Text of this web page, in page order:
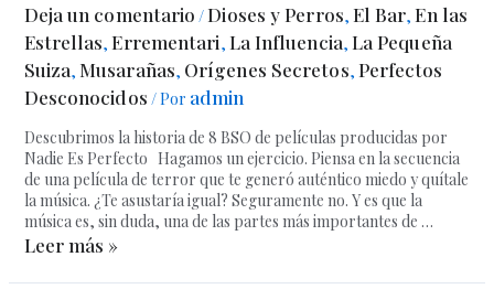
Deja un comentario /Dioses y Perros, El Bar,En las
Estrellas,Errementari, La Influencia, La Pequeña
Suiza, Musarañas, Orígenes Secretos, Perfectos
Desconocidos / Por admin
Descubrimos la historia de 8 BSO de películas producidas por
Nadie Es Perfecto Hagamos un ejercicio. Piensa en la secuencia
de una película de terror que te generó auténtico miedo y quítale
la música. ¿Te asustaría igual? Seguramente no. Y es que la
música es, sin duda, una de las partes más importantes de …
Leer más »